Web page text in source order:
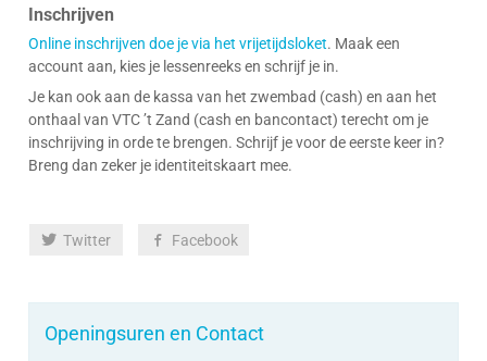
Inschrijven
Online inschrijven doe je via het vrijetijdsloket. Maak een
account aan, kies je lessenreeks en schrijf je in.
Je kan ook aan de kassa van het zwembad (cash) en aan het
onthaal van VTC ’t Zand (cash en bancontact) terecht om je
inschrijving in orde te brengen. Schrijf je voor de eerste keer in?
Breng dan zeker je identiteitskaart mee.
deze
Twitter Facebook
Openingsuren en Contact